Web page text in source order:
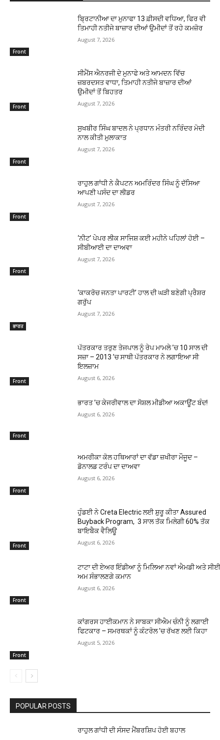
Front
ਬ੍ਰਿਟਾਨੀਆ ਦਾ ਮੁਨਾਫਾ 13 ਫ਼ੀਸਦੀ ਵਧਿਆ, ਫਿਰ ਵੀ
ਤਿਮਾਹੀ ਨਤੀਜੇ ਬਾਜ਼ਾਰ ਦੀਆਂ ਉਮੀਦਾਂ ਤੋਂ ਰਹੇ ਕਮਜ਼ੋਰ
August 7, 2026
Front
ਸੀਮੈਂਸ ਐਨਰਜੀ ਦੇ ਮੁਨਾਫੇ ਅਤੇ ਆਮਦਨ ਵਿੱਚ
ਜ਼ਬਰਦਸਤ ਵਾਧਾ, ਤਿਮਾਹੀ ਨਤੀਜੇ ਬਾਜ਼ਾਰ ਦੀਆਂ
ਉਮੀਦਾਂ ਤੋਂ ਬਿਹਤਰ
August 7, 2026
Front
ਸੁਖਬੀਰ ਸਿੰਘ ਬਾਦਲ ਨੇ ਪ੍ਰਧਾਨ ਮੰਤਰੀ ਨਰਿੰਦਰ ਮੋਦੀ
ਨਾਲ ਕੀਤੀ ਮੁਲਾਕਾਤ
August 7, 2026
Front
ਰਾਹੁਲ ਗਾਂਧੀ ਨੇ ਕੈਪਟਨ ਅਮਰਿੰਦਰ ਸਿੰਘ ਨੂੰ ਦੱਸਿਆ
ਆਪਣੀ ਪਸੰਦ ਦਾ ਲੀਡਰ
August 7, 2026
Front
‘ਨੀਟ’ ਪੇਪਰ ਲੀਕ ਸਾਜਿਸ਼ ਕਈ ਮਹੀਨੇ ਪਹਿਲਾਂ ਹੋਈ –
ਸੀਬੀਆਈ ਦਾ ਦਾਅਵਾ
August 7, 2026
ਭਾਰਤ
‘ਕਾਕਰੋਚ ਜਨਤਾ ਪਾਰਟੀ’ ਹਾਲ ਦੀ ਘੜੀ ਬਣੇਗੀ ਪ੍ਰੈਸ਼ਰ
ਗਰੁੱਪ
August 7, 2026
Front
ਪੱਤਰਕਾਰ ਤਰੁਣ ਤੇਜਪਾਲ ਨੂੰ ਰੇਪ ਮਾਮਲੇ ’ਚ 10 ਸਾਲ ਦੀ
ਸਜ਼ਾ – 2013 ’ਚ ਸਾਥੀ ਪੱਤਰਕਾਰ ਨੇ ਲਗਾਇਆ ਸੀ
ਇਲਜ਼ਾਮ
August 6, 2026
Front
ਭਾਰਤ ’ਚ ਕੇਜਰੀਵਾਲ ਦਾ ਸੋਸ਼ਲ ਮੀਡੀਆ ਅਕਾਊਂਟ ਬੰਦ!
August 6, 2026
Front
ਅਮਰੀਕਾ ਕੋਲ ਹਥਿਆਰਾਂ ਦਾ ਵੱਡਾ ਜ਼ਖੀਰਾ ਮੌਜੂਦ –
ਡੋਨਾਲਡ ਟਰੰਪ ਦਾ ਦਾਅਵਾ
August 6, 2026
Front
ਹੁੰਡਈ ਨੇ Creta Electric ਲਈ ਸ਼ੁਰੂ ਕੀਤਾ Assured
Buyback Program, 3 ਸਾਲ ਤੱਕ ਮਿਲੇਗੀ 60% ਤੱਕ
ਬਾਇਬੈਕ ਵੈਲਿਊ
August 6, 2026
Front
ਟਾਟਾ ਦੀ ਏਅਰ ਇੰਡੀਆ ਨੂੰ ਮਿਲਿਆ ਨਵਾਂ ਐਮਡੀ ਅਤੇ
ਅਮ ਸੰਭਾਲਣਗੇ ਕਮਾਨ
August 6, 2026
Front
ਕਾਂਗਰਸ ਹਾਈਕਮਾਨ ਨੇ ਸਾਬਕਾ ਸੀਐਮ ਚੰਨੀ ਨੂੰ ਲਗਾਈ
ਫਿਟਕਾਰ – ਸਮਰਥਕਾਂ ਨੂੰ ਕੰਟਰੋਲ ’ਚ ਰੱਖਣ ਲਈ ਕਿਹਾ
August 5, 2026
POPULAR POSTS
ਰਾਹੁਲ ਗਾਂਧੀ ਦੀ ਸੰਸਦ ਮੈਂਬਰਸ਼ਿਪ ਹੋਈ ਬਹਾਲ